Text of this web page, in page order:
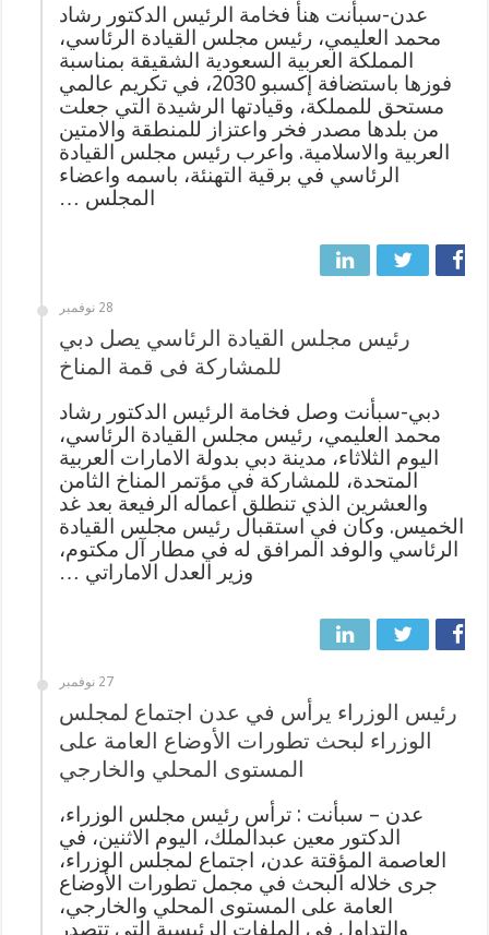
عدن-سبأنت هنأ فخامة الرئيس الدكتور رشاد
محمد العليمي، رئيس مجلس القيادة الرئاسي،
المملكة العربية السعودية الشقيقة بمناسبة
فوزها باستضافة إكسبو 2030، في تكريم عالمي
مستحق للمملكة، وقيادتها الرشيدة التي جعلت
من بلدها مصدر فخر واعتزاز للمنطقة والامتين
العربية والاسلامية. واعرب رئيس مجلس القيادة
الرئاسي في برقية التهنئة، باسمه واعضاء
المجلس …
28 نوفمبر
رئيس مجلس القيادة الرئاسي يصل دبي
للمشاركة فى قمة المناخ
دبي-سبأنت وصل فخامة الرئيس الدكتور رشاد
محمد العليمي، رئيس مجلس القيادة الرئاسي،
اليوم الثلاثاء، مدينة دبي بدولة الامارات العربية
المتحدة، للمشاركة في مؤتمر المناخ الثامن
والعشرين الذي تنطلق اعماله الرفيعة بعد غد
الخميس. وكان في استقبال رئيس مجلس القيادة
الرئاسي والوفد المرافق له في مطار آل مكتوم،
وزير العدل الاماراتي …
27 نوفمبر
رئيس الوزراء يرأس في عدن اجتماع لمجلس
الوزراء لبحث تطورات الأوضاع العامة على
المستوى المحلي والخارجي
عدن – سبأنت : ترأس رئيس مجلس الوزراء،
الدكتور معين عبدالملك، اليوم الاثنين، في
العاصمة المؤقتة عدن، اجتماع لمجلس الوزراء،
جرى خلاله البحث في مجمل تطورات الأوضاع
العامة على المستوى المحلي والخارجي،
والتداول في الملفات الرئيسية التي تتصدر